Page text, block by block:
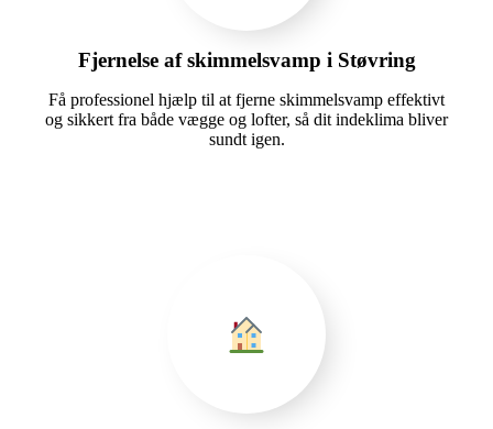
Fjernelse af skimmelsvamp i Støvring
Få professionel hjælp til at fjerne skimmelsvamp effektivt
og sikkert fra både vægge og lofter, så dit indeklima bliver
sundt igen.